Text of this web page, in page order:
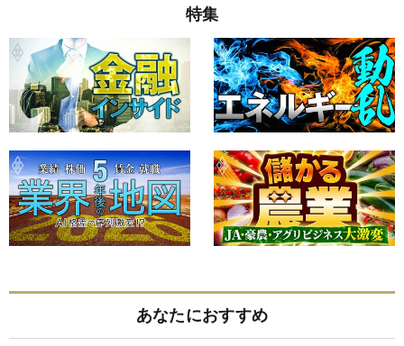
特集
あなたにおすすめ